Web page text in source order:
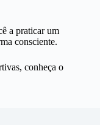
a praticar um
consciente.
conheça o